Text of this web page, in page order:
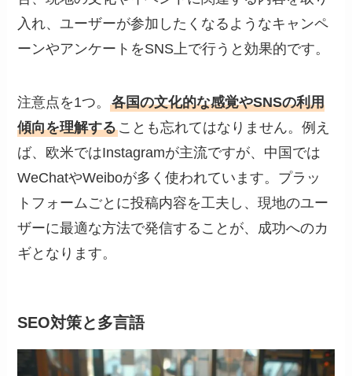
入れ、ユーザーが参加したくなるようなキャンペ
ーンやアンケートをSNS上で行うと効果的です。
注意点を1つ。各国の文化的な感覚やSNSの利用
傾向を理解することも忘れてはなりません。例え
ば、欧米ではInstagramが主流ですが、中国では
WeChatやWeiboが多く使われています。プラッ
トフォームごとに投稿内容を工夫し、現地のユー
ザーに最適な方法で発信することが、成功へのカ
ギとなります。
SEO対策と多言語